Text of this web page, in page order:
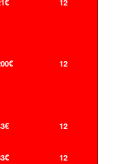
12
12
12
12